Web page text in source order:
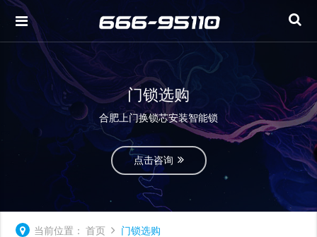
门锁选购
合肥上门换锁芯安装智能锁
点击咨询
当前位置： 首页 门锁选购